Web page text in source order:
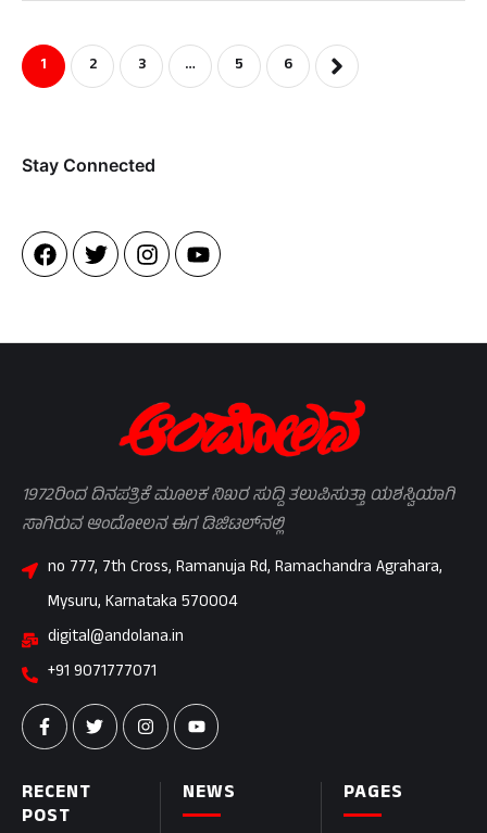
1 2 3 … 5 6
Stay Connected​
PAGES
NEWS
RECENT
POST
1972ರಿಂದ ದಿನಪತ್ರಿಕೆ ಮೂಲಕ ನಿಖರ ಸುದ್ದಿ ತಲುಪಿಸುತ್ತಾ ಯಶಸ್ವಿಯಾಗಿ
ಸಾಗಿರುವ ಆಂದೋಲನ ಈಗ ಡಿಜಿಟಲ್‌ನಲ್ಲಿ
no 777, 7th Cross, Ramanuja Rd, Ramachandra Agrahara,
Mysuru, Karnataka 570004
digital@andolana.in
+91 9071777071